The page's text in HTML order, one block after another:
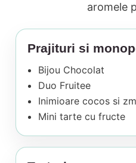
aromele
Prajituri si
Bijou Chocolat
Duo Fruitee
Inimioare cocos si
Mini tarte cu fructe